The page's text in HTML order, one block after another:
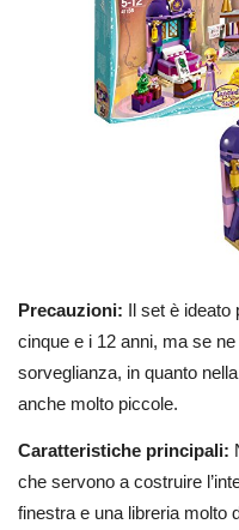
Precauzioni: Il set è ideato
cinque e i 12 anni, ma se
sorveglianza, in quanto
anche molto piccole.
Caratteristiche principali:
che servono a costruire
finestra e una libreria molto